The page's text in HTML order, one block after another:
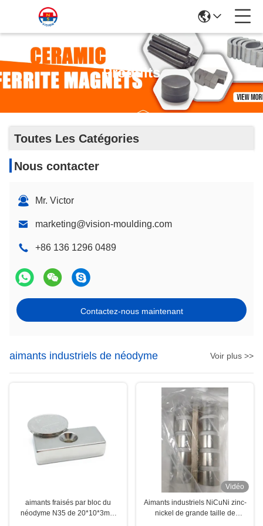
Produits
Toutes Les Catégories
Nous contacter
Mr. Victor
marketing@vision-moulding.com
+86 136 1296 0489
Contactez-nous maintenant
aimants industriels de néodyme Voir plus >>
aimants fraisés par bloc du
néodyme N35 de 20*10*3mm
Vidéo
Aimants industriels NiCuNi zinc-
nickel de grande taille de